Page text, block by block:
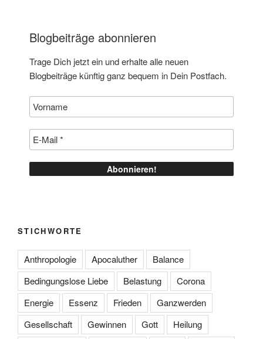
Blogbeiträge abonnieren
Trage Dich jetzt ein und erhalte alle neuen
Blogbeiträge künftig ganz bequem in Dein Postfach.
STICHWORTE
Anthropologie Apocaluther
Balance
Bedingungslose Liebe
Belastung
Corona
Energie
Essenz Frieden
Ganzwerden
Gesellschaft
Gewinnen Gott
Heilung